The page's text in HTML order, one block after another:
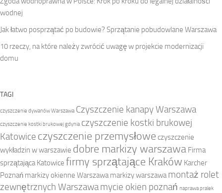
wodnej
Jak łatwo posprzątać po budowie? Sprzątanie pobudowlane Warszawa
10 rzeczy, na które należy zwrócić uwagę w projekcie modernizacji
domu
TAGI
czyszczenie dywanów Warszawa Czyszczenie kanapy Warszawa
czyszczenie kostki brukowej gdynia czyszczenie kostki brukowej
Katowice czyszczenie przemysłowe czyszczenie
wykładzin w warszawie dobre markizy warszawa Firma
sprzątająca Katowice firmy sprzątające Kraków Karcher
Poznań markizy okienne Warszawa markizy warszawa montaż rolet
zewnętrznych Warszawamycie okien poznań naprawa pralek